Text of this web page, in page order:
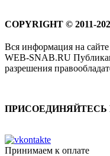
COPYRIGHT © 2011-
Вся информация на сайте
WEB-SNAB.RU
разрешения
ПРИСОЕДИНЯЙТЕСЬ
Принимаем к оплате